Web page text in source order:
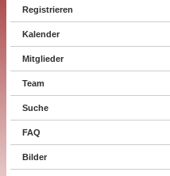
Registrieren
Kalender
Mitglieder
Team
Suche
FAQ
Bilder